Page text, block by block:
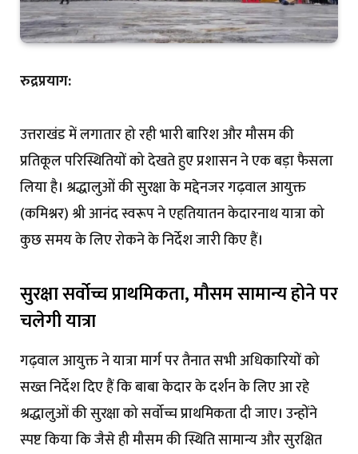
रुद्रप्रयाग:
उत्तराखंड में लगातार हो रही भारी बारिश और मौसम की
प्रतिकूल परिस्थितियों को देखते हुए प्रशासन ने एक बड़ा फैसला
लिया है। श्रद्धालुओं की सुरक्षा के मद्देनजर गढ़वाल आयुक्त
(कमिश्नर) श्री आनंद स्वरूप ने एहतियातन केदारनाथ यात्रा को
कुछ समय के लिए रोकने के निर्देश जारी किए हैं।
सुरक्षा सर्वोच्च प्राथमिकता, मौसम सामान्य होने पर
चलेगी यात्रा
गढ़वाल आयुक्त ने यात्रा मार्ग पर तैनात सभी अधिकारियों को
सख्त निर्देश दिए हैं कि बाबा केदार के दर्शन के लिए आ रहे
श्रद्धालुओं की सुरक्षा को सर्वोच्च प्राथमिकता दी जाए। उन्होंने
स्पष्ट किया कि जैसे ही मौसम की स्थिति सामान्य और सुरक्षित